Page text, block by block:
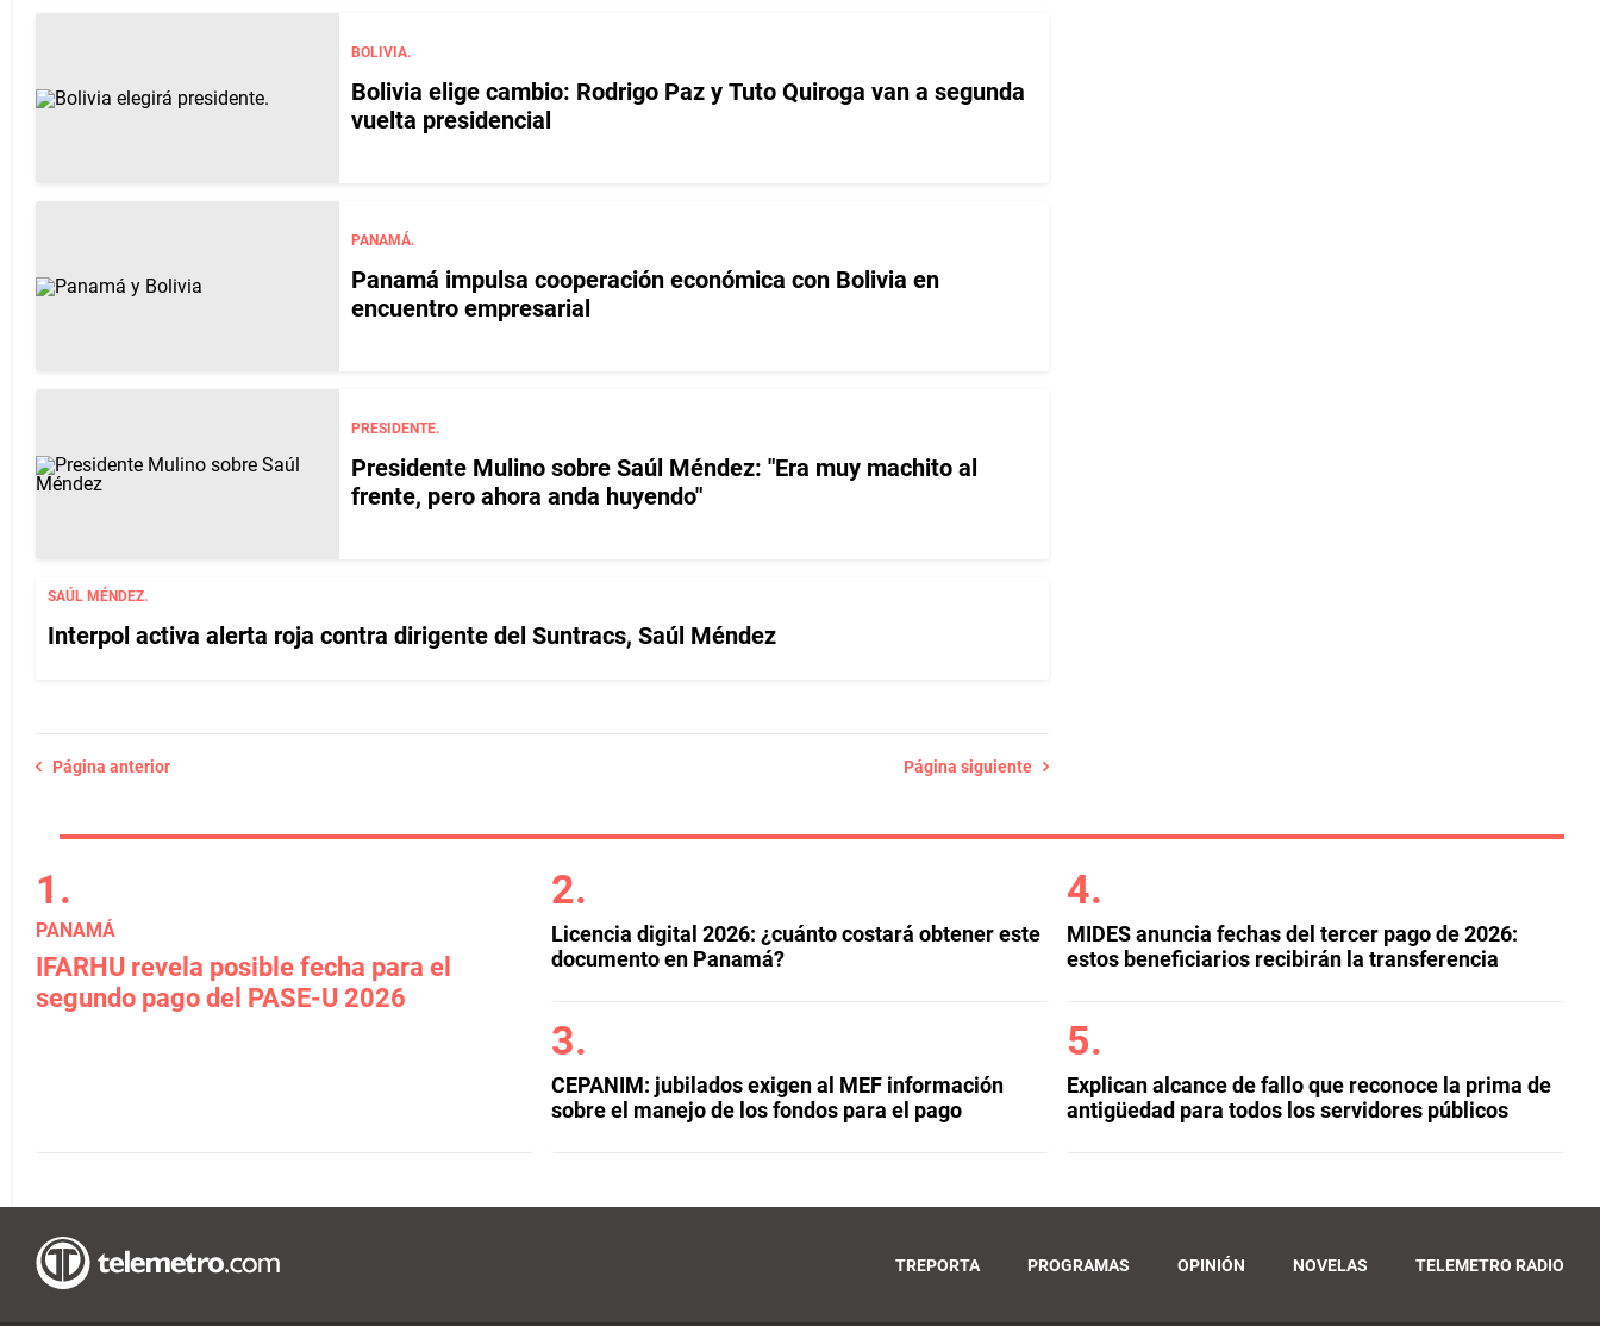
BOLIVIA.
Bolivia elige cambio: Rodrigo Paz y Tuto Quiroga van a segunda
vuelta presidencial
PANAMÁ.
Panamá impulsa cooperación económica con Bolivia en
encuentro empresarial
PRESIDENTE.
Presidente Mulino sobre Saúl Méndez: "Era muy machito al
frente, pero ahora anda huyendo"
SAÚL MÉNDEZ.
Interpol activa alerta roja contra dirigente del Suntracs, Saúl Méndez
Página anterior Página siguiente
PANAMÁ
IFARHU revela posible fecha para el
segundo pago del PASE-U 2026
Licencia digital 2026: ¿cuánto costará obtener este
documento en Panamá?
CEPANIM: jubilados exigen al MEF información
sobre el manejo de los fondos para el pago
MIDES anuncia fechas del tercer pago de 2026:
estos beneficiarios recibirán la transferencia
Explican alcance de fallo que reconoce la prima de
antigüedad para todos los servidores públicos
TREPORTA PROGRAMAS OPINIÓN NOVELAS TELEMETRO RADIO